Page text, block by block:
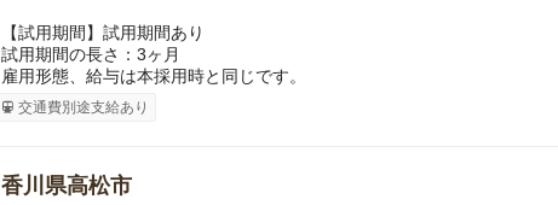
【試用期間】試用期間あり
試用期間の長さ：3ヶ月
雇用形態、給与は本採用時と同じです。
交通費別途支給あり
香川県高松市